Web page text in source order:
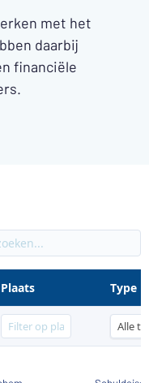
met het
daarbij
financiële
Plaats Type